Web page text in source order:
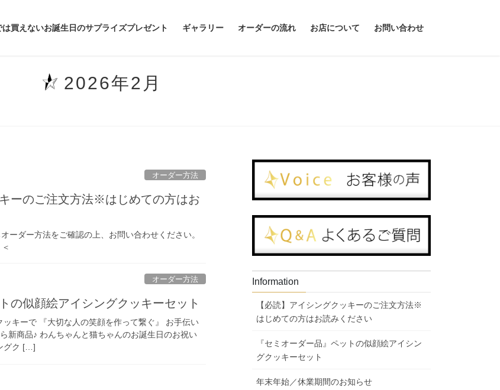
は買えないお誕生日のサプライズプレゼント ギャラリー オーダーの流れ お店について お問い合わせ
2026年2月
オーダー方法
ーのご注文方法※はじめての方はお
ーダー方法をご確認の上、お問い合わせください。
オーダー方法
の似顔絵アイシングクッキーセット
キーで 『大切な人の笑顔を作って繋ぐ』 お手伝い
新商品♪ わんちゃんと猫ちゃんのお誕生日のお祝い
グク […]
Information
【必読】アイシングクッキーのご注文方法※
はじめての方はお読みください
『セミオーダー品』ペットの似顔絵アイシン
グクッキーセット
年末年始／休業期間のお知らせ